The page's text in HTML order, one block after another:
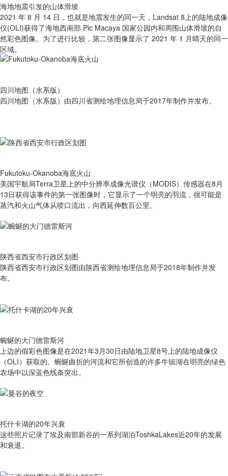
海地地震引发的山体滑坡
2021 年 8 月 14 日，也就是地震发生的同一天，Landsat 8上的陆地成像
仪(OLI)获得了海地西南部 Pic Macaya 国家公园内和周围山体滑坡的自
然彩色图像。为了进行比较，第二张图像显示了 2021 年 1 月晴天的同一
区域。
四川地图（水系版）
四川地图（水系版）由四川省测绘地理信息局于2017年制作并发布。
Fukutoku-Okanoba海底火山
美国宇航局Terra卫星上的中分辨率成像光谱仪（MODIS）传感器在8月
13日获得该事件的第一张图像时，它显示了一个明亮的羽流，很可能是
蒸汽和火山气体从喷口流出，向西延伸数百公里。
陕西省西安市行政区划图
陕西省西安市行政区划图由陕西省测绘地理信息局于2018年制作并发
布。
蜿蜒的大门德雷斯河
上边的假彩色图像是在2021年3月30日由陆地卫星8号上的陆地成像仪
（OLI）获取的。蜿蜒曲折的河流和它所创造的许多牛轭湖在明亮的绿色
农场中以深蓝色线条突出。
托什卡湖的20年兴衰
这些照片记录了埃及南部新谷的一系列湖泊ToshkaLakes近20年的发展
和衰退。